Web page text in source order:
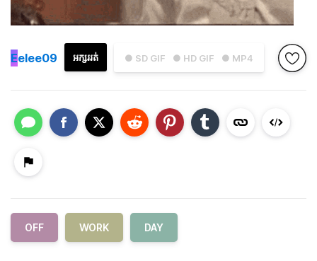
● SD GIF ● HD GIF ● MP4
អក្សររត់
Eelee09
OFF WORK DAY